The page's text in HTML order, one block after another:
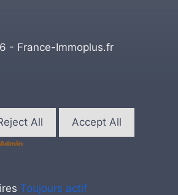
- France-Immoplus.fr
All
Accept All
Toujours actif